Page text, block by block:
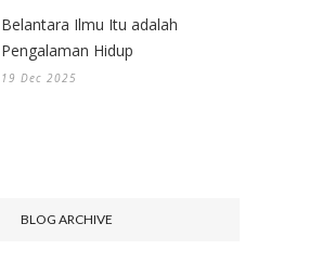
Belantara Ilmu Itu adalah
Pengalaman Hidup
19 Dec 2025
BLOG ARCHIVE